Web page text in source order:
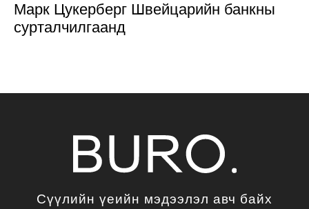
Марк Цукерберг Швейцарийн банкны
сурталчилгаанд
Сүүлийн үеийн мэдээлэл авч байх